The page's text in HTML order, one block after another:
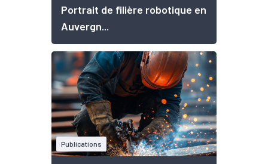
Portrait de filière robotique en
Auvergn...
Publications